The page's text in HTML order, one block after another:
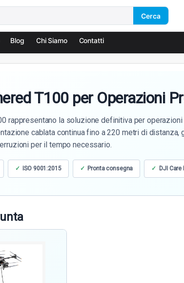
Cerca
Blog Chi Siamo Contatti
T100 per Operazioni
rappresentano la soluzione definitiva per
cablata continua fino a 220 metri di
per il tempo necessario.
ISO 9001:2015 Pronta consegna DJI Care